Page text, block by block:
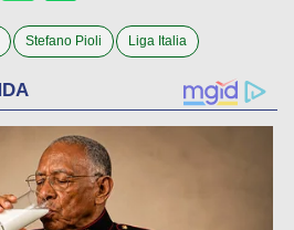
Stefano Pioli Liga Italia